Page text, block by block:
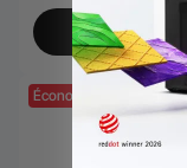
Plus de Détails
Économisez 300,00 €